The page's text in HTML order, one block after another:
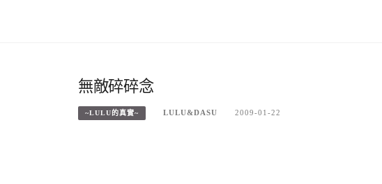
無敵碎碎念
~LULU的真實~ LULU&DASU 2009-01-22